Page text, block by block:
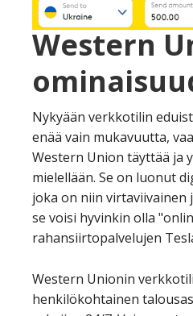
Western
Nykyään verkkotilin
enää vain mukavuutta,
Western Union täyttää ja
mielellään. Se on luonut
joka on niin virtaviivainen
se voisi hyvinkin olla
rahansiirtopalvelujen
Western Unionin
henkilökohtainen